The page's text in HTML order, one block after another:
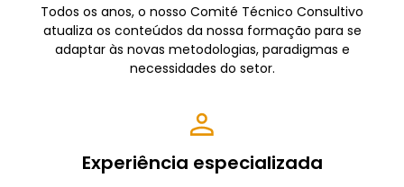
Todos os anos, o nosso Comité Técnico Consultivo
atualiza os conteúdos da nossa formação para se
adaptar às novas metodologias, paradigmas e
necessidades do setor.
Experiência especializada